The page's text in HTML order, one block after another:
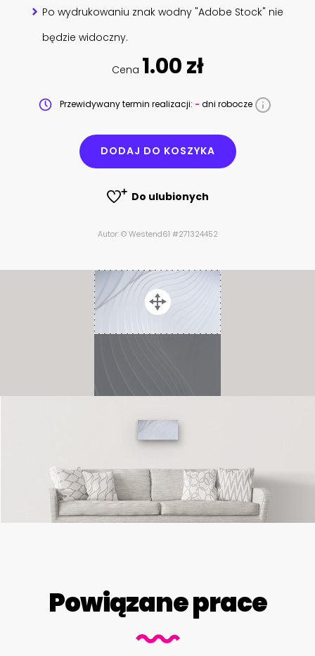
Po wydrukowaniu znak wodny "Adobe Stock" nie
będzie widoczny.
Cena 1.00 zł
Przewidywany termin realizacji: - dni robocze
DODAJ DO KOSZYKA
Do ulubionych
Autor: © Westend61 #271324452
Powiązane prace